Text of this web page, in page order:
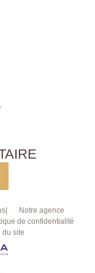
Notre agence
de confidentialité
du site